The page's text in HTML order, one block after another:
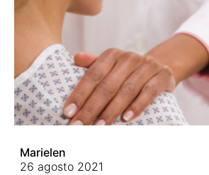
Marielen
26 agosto 2021